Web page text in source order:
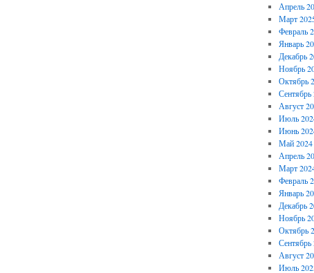
Апрель
Март
Февраль
Январь
Декабрь
Ноябрь
Октябрь
Сентябрь
Август
Июль
Июнь
Май 2024
Апрель
Март
Февраль
Январь
Декабрь
Ноябрь
Октябрь
Сентябрь
Август
Июль